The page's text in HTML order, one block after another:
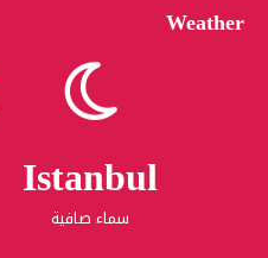
Weather
Istanbul
سماء صافية